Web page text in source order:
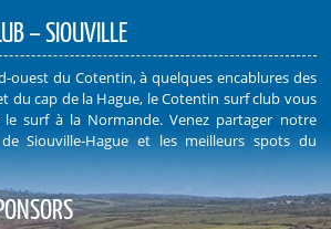
– SIOUVILLE
ouest du Cotentin, à quelques encablures des
du cap de la Hague, le Cotentin surf club vous
surf à la Normande. Venez partager notre
Siouville-Hague et les meilleurs spots du